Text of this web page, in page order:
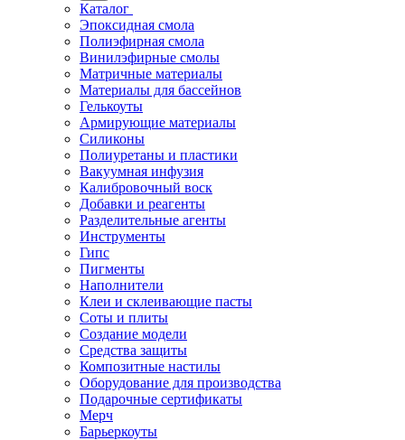
Каталог
Эпоксидная смола
Полиэфирная смола
Винилэфирные смолы
Матричные материалы
Материалы для бассейнов
Гелькоуты
Армирующие материалы
Силиконы
Полиуретаны и пластики
Вакуумная инфузия
Калибровочный воск
Добавки и реагенты
Разделительные агенты
Инструменты
Гипс
Пигменты
Наполнители
Клеи и склеивающие пасты
Соты и плиты
Создание модели
Средства защиты
Композитные настилы
Оборудование для производства
Подарочные сертификаты
Мерч
Барьеркоуты